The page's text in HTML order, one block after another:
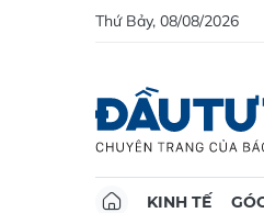
Thứ Bảy, 08/08/2026
KINH TẾ